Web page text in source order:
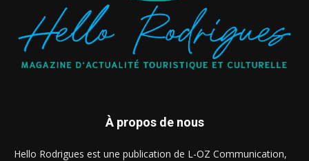
À propos de nous
Hello Rodrigues est une publication de L-OZ Communication,